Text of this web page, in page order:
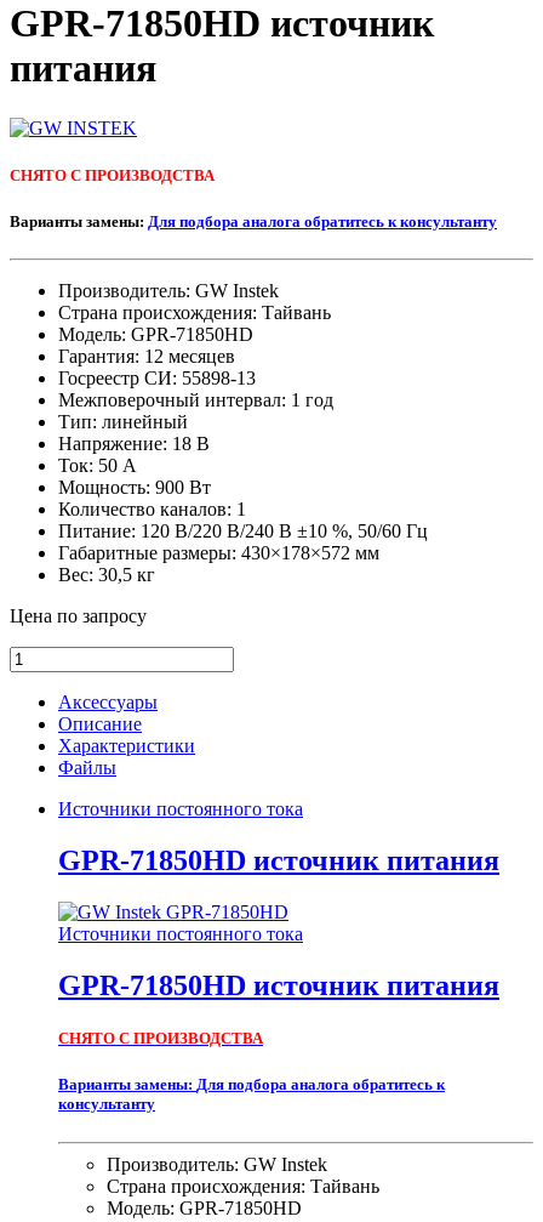
GPR-71850HD источник
питания
СНЯТО С ПРОИЗВОДСТВА
Варианты замены: Для подбора аналога обратитесь к консультанту
Производитель: GW Instek
Страна происхождения: Тайвань
Модель: GPR-71850HD
Гарантия: 12 месяцев
Госреестр СИ: 55898-13
Межповерочный интервал: 1 год
Тип: линейный
Напряжение: 18 В
Ток: 50 А
Мощность: 900 Вт
Количество каналов: 1
Питание: 120 В/220 В/240 В ±10 %, 50/60 Гц
Габаритные размеры: 430×178×572 мм
Вес: 30,5 кг
Цена по запросу
GPR-
71850HD
источник
питания
количество
Аксессуары
Описание
Характеристики
Файлы
Источники постоянного тока
GPR-71850HD источник питания
Источники постоянного тока
GPR-71850HD источник питания
СНЯТО С ПРОИЗВОДСТВА
Варианты замены: Для подбора аналога обратитесь к
консультанту
Производитель: GW Instek
Страна происхождения: Тайвань
Модель: GPR-71850HD